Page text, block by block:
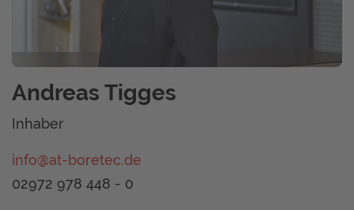
Andreas Tigges
Inhaber
info@at-boretec.de
02972 978 448 - 0